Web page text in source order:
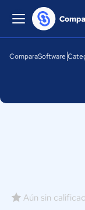
ComparaSoftware
Aún sin